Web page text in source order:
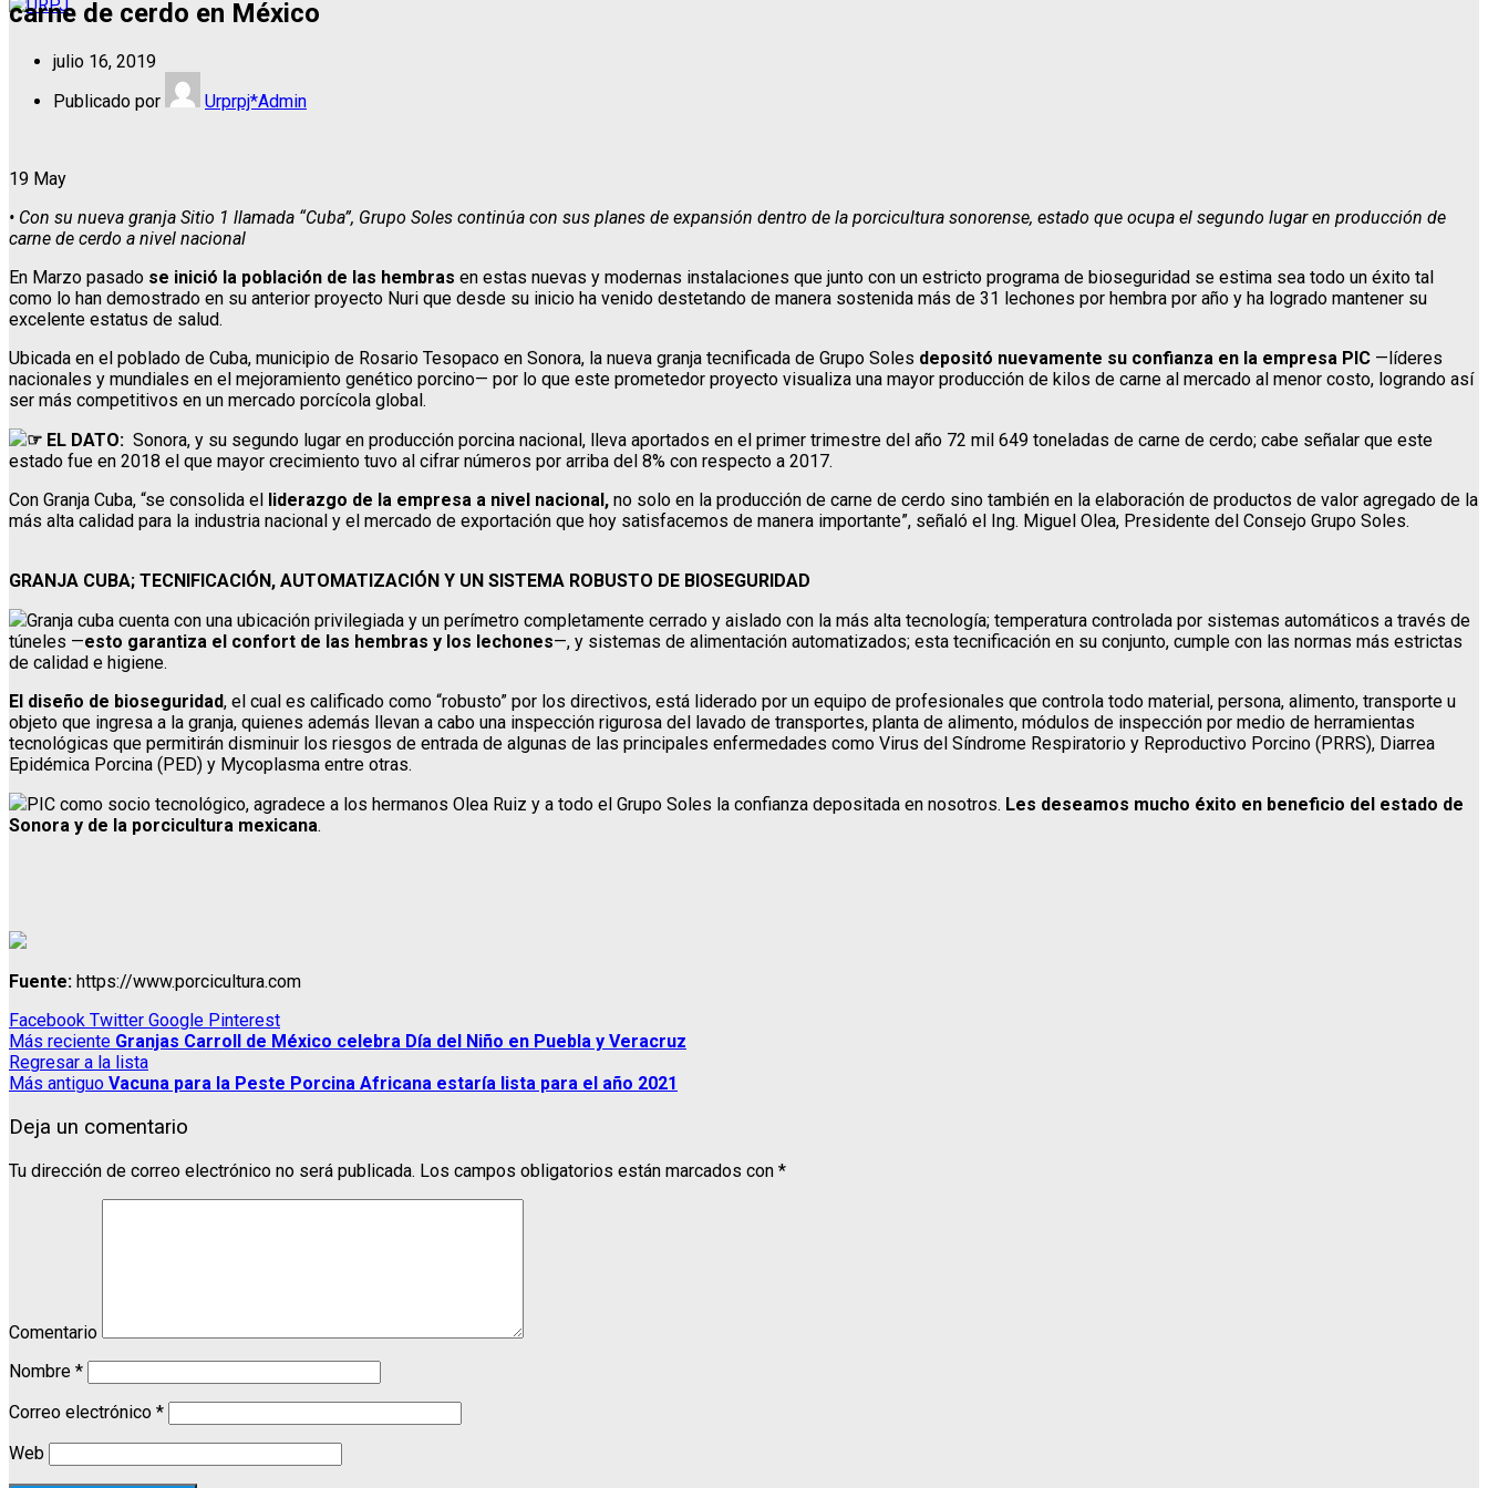
carne de cerdo en México
julio 16, 2019
Publicado por
Urprpj*Admin
19 May
• Con su nueva granja Sitio 1 llamada “Cuba”, Grupo Soles continúa con sus planes de expansión dentro de la porcicultura sonorense, estado que ocupa el segundo lugar en producción de
carne de cerdo a nivel nacional
En Marzo pasado se inició la población de las hembras en estas nuevas y modernas instalaciones que junto con un estricto programa de bioseguridad se estima sea todo un éxito tal
como lo han demostrado en su anterior proyecto Nuri que desde su inicio ha venido destetando de manera sostenida más de 31 lechones por hembra por año y ha logrado mantener su
excelente estatus de salud.
Ubicada en el poblado de Cuba, municipio de Rosario Tesopaco en Sonora, la nueva granja tecnificada de Grupo Soles depositó nuevamente su confianza en la empresa PIC —líderes
nacionales y mundiales en el mejoramiento genético porcino— por lo que este prometedor proyecto visualiza una mayor producción de kilos de carne al mercado al menor costo, logrando así
ser más competitivos en un mercado porcícola global.
☞ EL DATO: Sonora, y su segundo lugar en producción porcina nacional, lleva aportados en el primer trimestre del año 72 mil 649 toneladas de carne de cerdo; cabe señalar que este
estado fue en 2018 el que mayor crecimiento tuvo al cifrar números por arriba del 8% con respecto a 2017.
Con Granja Cuba, “se consolida el
liderazgo de la empresa a nivel nacional, no solo en la producción de carne de cerdo sino también en la elaboración de productos de valor agregado de la
más alta calidad para la industria nacional y el mercado de exportación que hoy satisfacemos de manera importante”, señaló el Ing. Miguel Olea, Presidente del Consejo Grupo Soles.
GRANJA CUBA; TECNIFICACIÓN, AUTOMATIZACIÓN Y UN SISTEMA ROBUSTO DE BIOSEGURIDAD
Granja cuba cuenta con una ubicación privilegiada y un perímetro completamente cerrado y aislado con la más alta tecnología; temperatura controlada por sistemas automáticos a través de
túneles —esto garantiza el confort de las hembras y los lechones—, y sistemas de alimentación automatizados; esta tecnificación en su conjunto, cumple con las normas más estrictas
de calidad e higiene.
El diseño de bioseguridad, el cual es calificado como “robusto” por los directivos, está liderado por un equipo de profesionales que controla todo material, persona, alimento, transporte u
objeto que ingresa a la granja, quienes además llevan a cabo una inspección rigurosa del lavado de transportes, planta de alimento, módulos de inspección por medio de herramientas
tecnológicas que permitirán disminuir los riesgos de entrada de algunas de las principales enfermedades como Virus del Síndrome Respiratorio y Reproductivo Porcino (PRRS), Diarrea
Epidémica Porcina (PED) y Mycoplasma entre otras.
PIC como socio tecnológico, agradece a los hermanos Olea Ruiz y a todo el Grupo Soles la confianza depositada en nosotros. Les deseamos mucho éxito en beneficio del estado de
Sonora y de la porcicultura mexicana.
Fuente: https://www.porcicultura.com
Facebook Twitter Google Pinterest
Más reciente Granjas Carroll de México celebra Día del Niño en Puebla y Veracruz
Regresar a la lista
Más antiguo Vacuna para la Peste Porcina Africana estaría lista para el año 2021
Deja un comentario
Tu dirección de correo electrónico no será publicada. Los campos obligatorios están marcados con *
Comentario
Nombre *
Correo electrónico *
Web